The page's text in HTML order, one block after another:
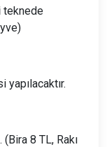
teknede
8 TL, Rakı